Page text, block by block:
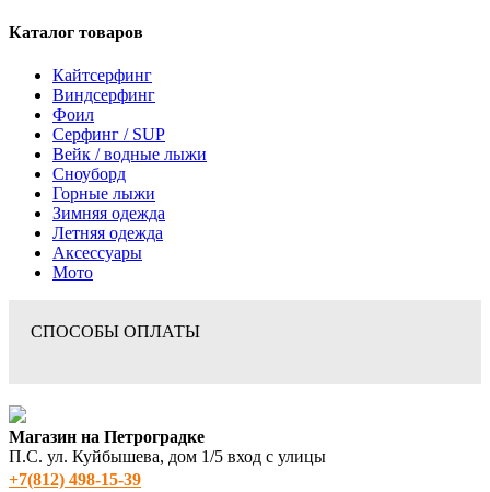
Каталог товаров
Кайтсерфинг
Виндсерфинг
Фоил
Серфинг / SUP
Вейк / водные лыжи
Сноуборд
Горные лыжи
Зимняя одежда
Летняя одежда
Аксессуары
Мото
СПОСОБЫ ОПЛАТЫ
Магазин на Петроградке
П.С. ул. Куйбышева, дом 1/5 вход с улицы
+7(812) 498‑15-39